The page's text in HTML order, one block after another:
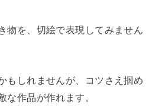
物を、切絵で表現してみません
もしれませんが、コツさえ掴め
な作品が作れます。